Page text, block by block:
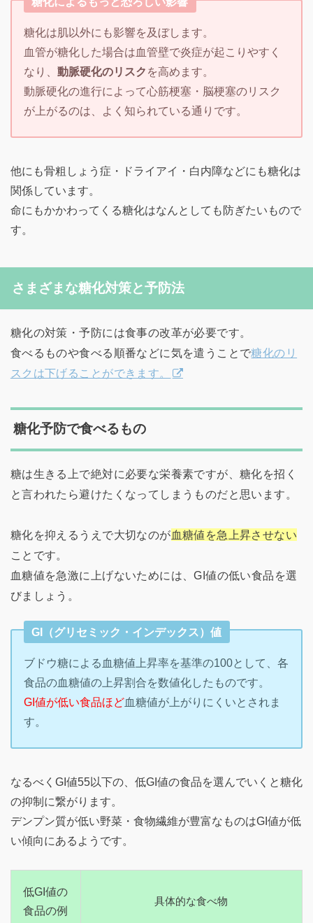
糖化は肌以外にも影響を及ぼします。
血管が糖化した場合は血管壁で炎症が起こりやすく
なり、 動脈硬化のリスク を高めます。
動脈硬化の進行によって心筋梗塞・脳梗塞のリスク
が上がるのは、よく知られている通りです。
他にも骨粗しょう症・ドライアイ・白内障などにも糖化は
関係しています。
命にもかかわってくる糖化はなんとしても防ぎたいもので
す。
さまざまな糖化対策と予防法
糖化の対策・予防には食事の改革が必要です。
食べるものや食べる順番などに気を遣うことで糖化のリ
スクは下げることができます。
糖化予防で食べるもの
糖は生きる上で絶対に必要な栄養素ですが、糖化を招く
と言われたら避けたくなってしまうものだと思います。
糖化を抑えるうえで大切なのが血糖値を急上昇させない
ことです。
血糖値を急激に上げないためには、GI値の低い食品を選
びましょう。
GI（グリセミック・インデックス）値
ブドウ糖による血糖値上昇率を基準の100として、各
食品の血糖値の上昇割合を数値化したものです。
GI値が低い食品ほど血糖値が上がりにくいとされま
す。
なるべくGI値55以下の、低GI値の食品を選んでいくと糖化
の抑制に繋がります。
デンプン質が低い野菜・食物繊維が豊富なものはGI値が低
い傾向にあるようです。
低GI値の
食品の例
具体的な食べ物